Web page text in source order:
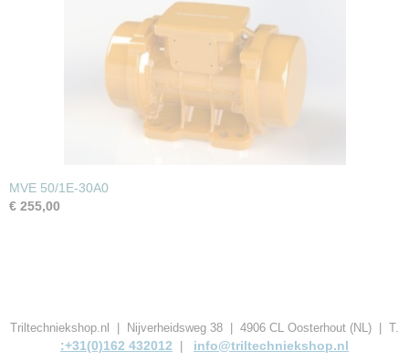
MVE 50/1E-30A0
€ 255,00
Triltechniekshop.nl | Nijverheidsweg 38 | 4906 CL Oosterhout (NL) | T.
:+31(0)162 432012 info@triltechniekshop.nl